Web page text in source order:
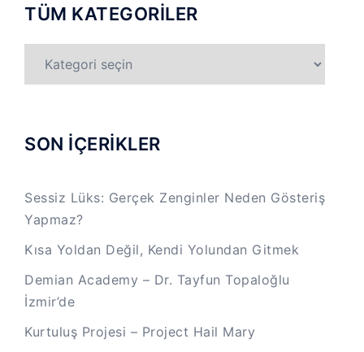
TÜM KATEGORİLER
KATEGORİLER
SON İÇERİKLER
Sessiz Lüks: Gerçek Zenginler Neden Gösteriş
Yapmaz?
Kısa Yoldan Değil, Kendi Yolundan Gitmek
Demian Academy – Dr. Tayfun Topaloğlu
İzmir’de
Kurtuluş Projesi – Project Hail Mary